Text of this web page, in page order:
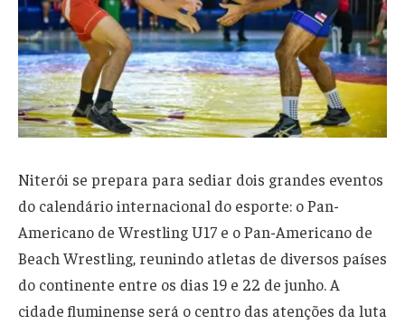
Niterói se prepara para sediar dois grandes eventos
do calendário internacional do esporte: o Pan-
Americano de Wrestling U17 e o Pan-Americano de
Beach Wrestling, reunindo atletas de diversos países
do continente entre os dias 19 e 22 de junho. A
cidade fluminense será o centro das atenções da luta